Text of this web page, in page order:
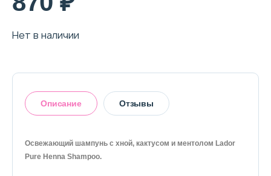
Доставка и оплата
Контактная информация
Телефон Whats’APP
Нет в наличии
Описание Отзывы
Освежающий шампунь с хной, кактусом и ментолом Lador
Pure Henna Shampoo.